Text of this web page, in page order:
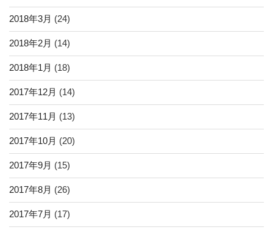
2018年3月 (24)
2018年2月 (14)
2018年1月 (18)
2017年12月 (14)
2017年11月 (13)
2017年10月 (20)
2017年9月 (15)
2017年8月 (26)
2017年7月 (17)